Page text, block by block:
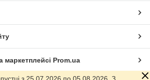
маркетплейсі Prom.ua